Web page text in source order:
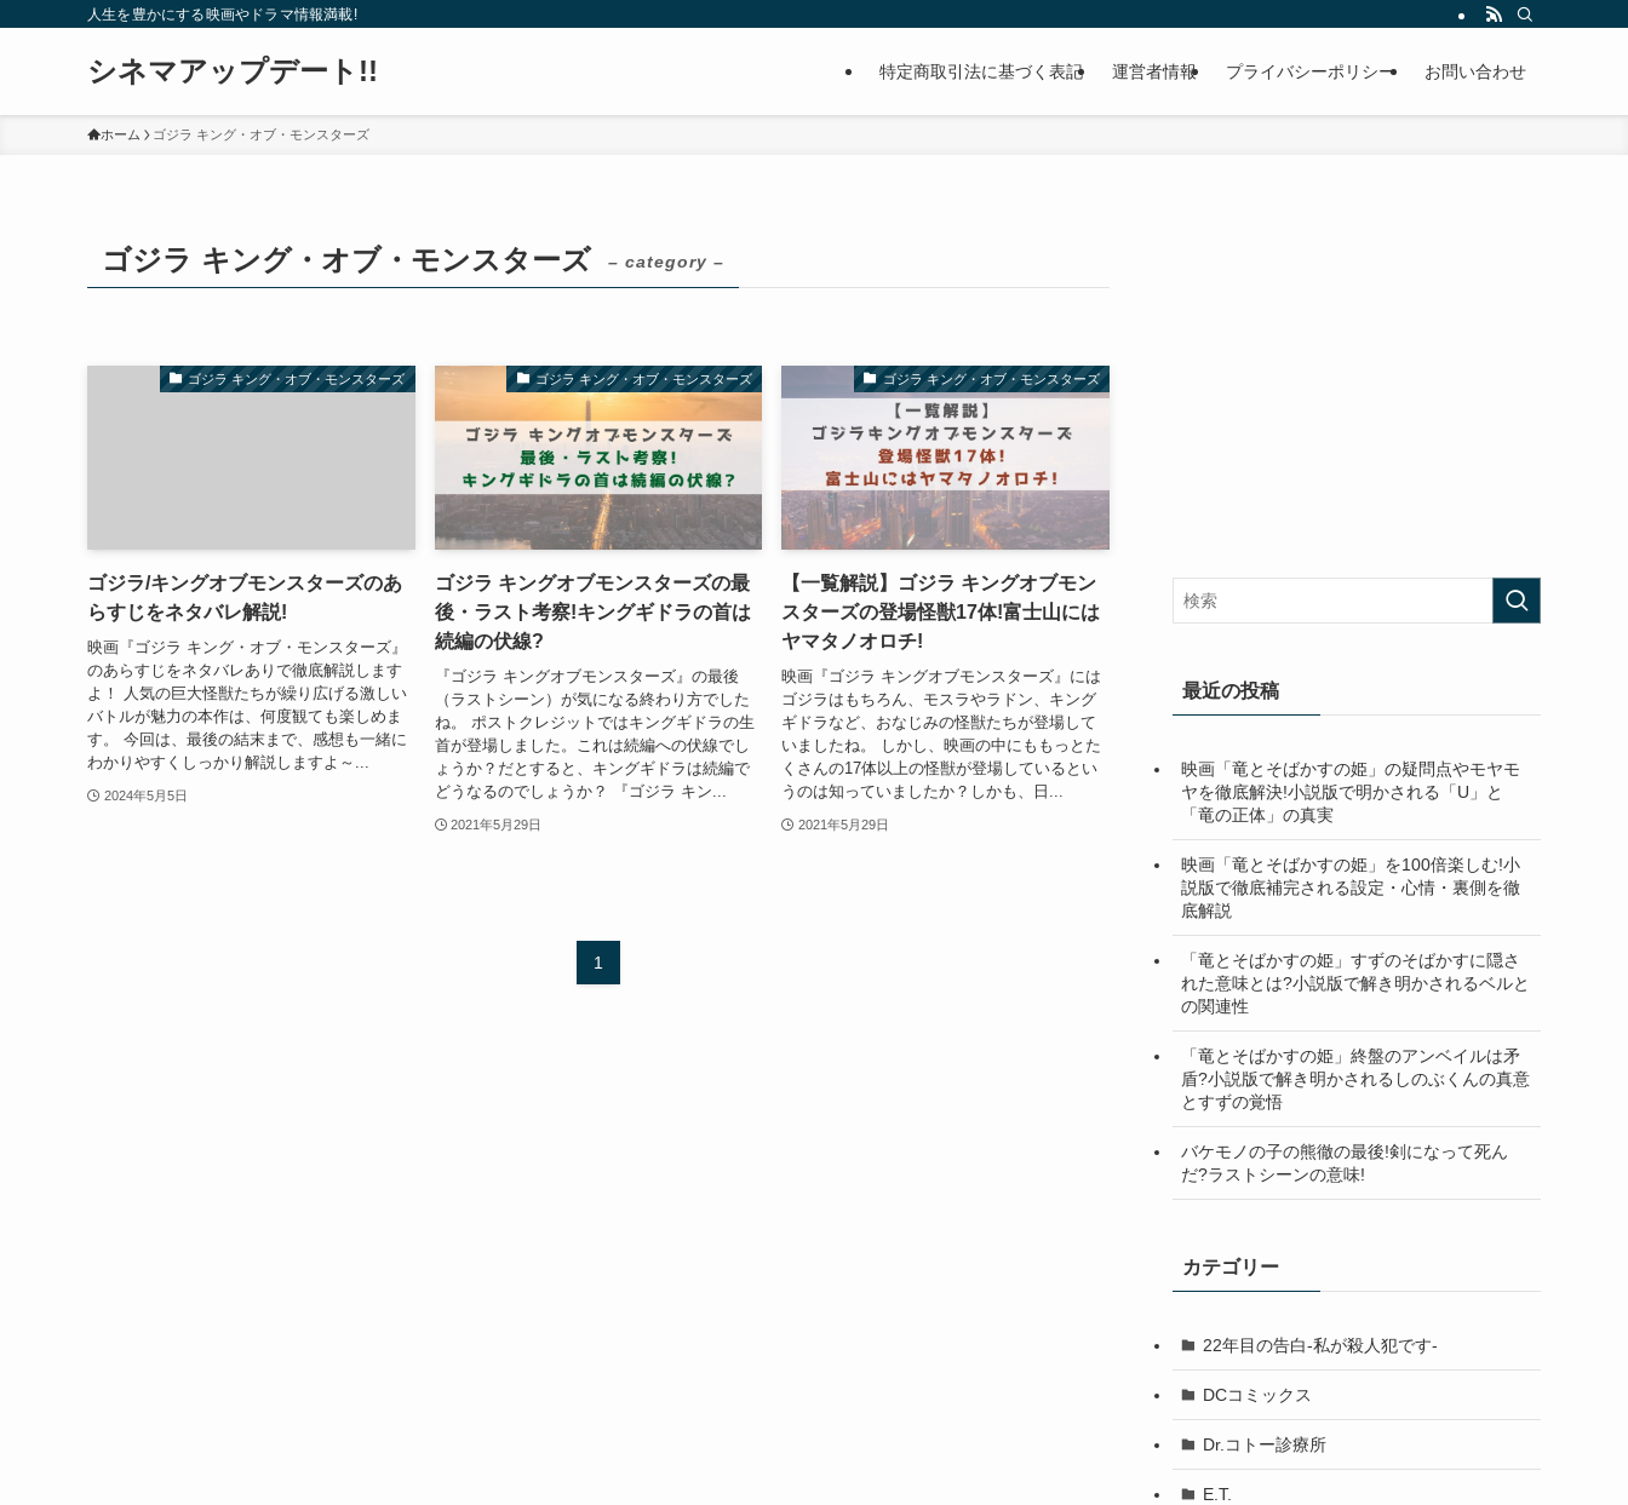
人生を豊かにする映画やドラマ情報満載!
シネマアップデート!! 特定商取引法に基づく表記 運営者情報 プライバシーポリシー お問い合わせ
ホーム ゴジラ キング・オブ・モンスターズ
ゴジラ キング・オブ・モンスターズ – category –
ゴジラ キング・オブ・モンスターズ
ゴジラ/キングオブモンスターズのあ
らすじをネタバレ解説!
映画『ゴジラ キング・オブ・モンスターズ』
のあらすじをネタバレありで徹底解説します
よ！ 人気の巨大怪獣たちが繰り広げる激しい
バトルが魅力の本作は、何度観ても楽しめま
す。 今回は、最後の結末まで、感想も一緒に
わかりやすくしっかり解説しますよ～...
2024年5月5日
ゴジラ キング・オブ・モンスターズ
ゴジラ キングオブモンスターズの最
後・ラスト考察!キングギドラの首は
続編の伏線?
『ゴジラ キングオブモンスターズ』の最後
（ラストシーン）が気になる終わり方でした
ね。 ポストクレジットではキングギドラの生
首が登場しました。これは続編への伏線でし
ょうか？だとすると、キングギドラは続編で
どうなるのでしょうか？ 『ゴジラ キン...
2021年5月29日
ゴジラ キング・オブ・モンスターズ
【一覧解説】ゴジラ キングオブモン
スターズの登場怪獣17体!富士山には
ヤマタノオロチ!
映画『ゴジラ キングオブモンスターズ』には
ゴジラはもちろん、モスラやラドン、キング
ギドラなど、おなじみの怪獣たちが登場して
いましたね。 しかし、映画の中にももっとた
くさんの17体以上の怪獣が登場しているとい
うのは知っていましたか？しかも、日...
2021年5月29日
1
最近の投稿
映画「竜とそばかすの姫」の疑問点やモヤモ
ヤを徹底解決!小説版で明かされる「U」と
「竜の正体」の真実
映画「竜とそばかすの姫」を100倍楽しむ!小
説版で徹底補完される設定・心情・裏側を徹
底解説
「竜とそばかすの姫」すずのそばかすに隠さ
れた意味とは?小説版で解き明かされるベルと
の関連性
「竜とそばかすの姫」終盤のアンベイルは矛
盾?小説版で解き明かされるしのぶくんの真意
とすずの覚悟
バケモノの子の熊徹の最後!剣になって死ん
だ?ラストシーンの意味!
カテゴリー
22年目の告白-私が殺人犯です-
DCコミックス
Dr.コトー診療所
E.T.